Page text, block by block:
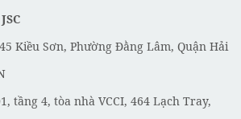
Kiều Sơn, Phường Đằng Lâm, Quận Hải
tầng 4, tòa nhà VCCI, 464 Lạch Tray,